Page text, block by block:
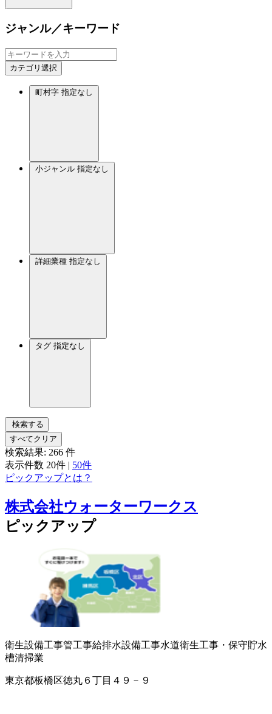
ジャンル／キーワード
カテゴリ選択
町村字 指定なし
小ジャンル 指定なし
詳細業種 指定なし
タグ 指定なし
検索する
すべてクリア
検索結果: 266 件
表示件数 20件 | 50件
ピックアップとは？
株式会社ウォーターワークス
ピックアップ
衛生設備工事管工事給排水設備工事水道衛生工事・保守貯水
槽清掃業
東京都板橋区徳丸６丁目４９－９